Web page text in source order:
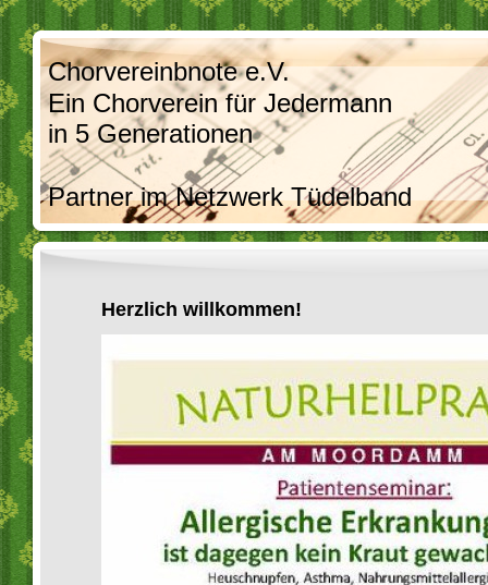
Chorvereinbnote e.V.
Ein Chorverein für Jedermann
in 5 Generationen
Partner im Netzwerk Tüdelband
Herzlich willkommen!